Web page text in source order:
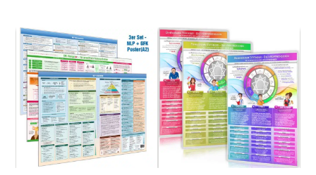
Varianten
auf.
Optionen
können
auf
der
Produktseite
gewählt